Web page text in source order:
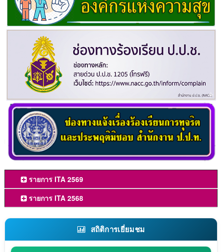
รายการ ITA 2569
รายการ ITA 2568
สถิติการเยี่ยมชม